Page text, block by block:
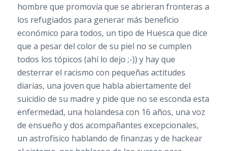
hombre que promovía que se abrieran fronteras a
los refugiados para generar más beneficio
económico para todos, un tipo de Huesca que dice
que a pesar del color de su piel no se cumplen
todos los tópicos (ahí lo dejo ;-)) y hay que
desterrar el racismo con pequeñas actitudes
diarias, una joven que habla abiertamente del
suicidio de su madre y pide que no se esconda esta
enfermedad, una holandesa con 16 años, una voz
de ensueño y dos acompañantes excepcionales,
un astrofísico hablando de finanzas y de hackear